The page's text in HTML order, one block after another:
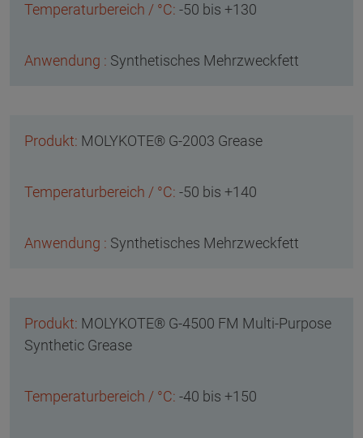
-50 bis +130
Synthetisches Mehrzweckfett
MOLYKOTE® G-2003 Grease
-50 bis +140
Synthetisches Mehrzweckfett
MOLYKOTE® G-4500 FM Multi-Purpose
Synthetic Grease
-40 bis +150